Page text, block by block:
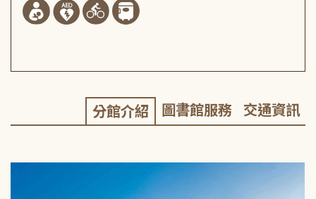
分館介紹 圖書館服務 交通資訊